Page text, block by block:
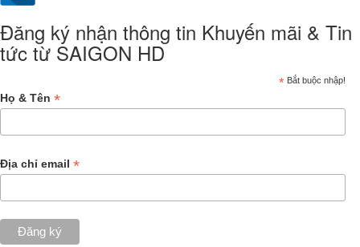
Đăng ký nhận thông tin Khuyến mãi & Tin
tức từ SAIGON HD
* Bắt buộc nhập!
Họ & Tên *
Địa chỉ email *